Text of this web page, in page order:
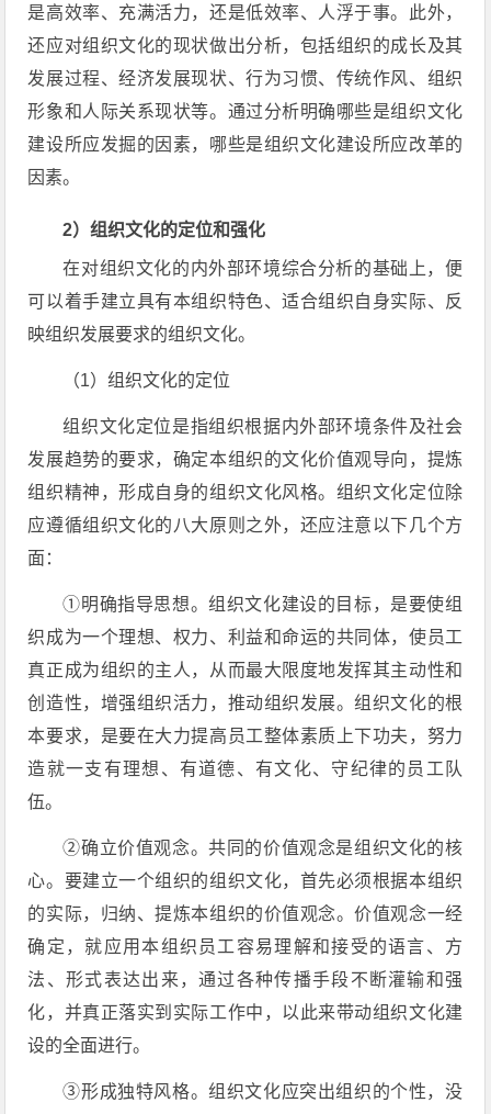
是高效率、充满活力，还是低效率、人浮于事。此外，
还应对组织文化的现状做出分析，包括组织的成长及其
发展过程、经济发展现状、行为习惯、传统作风、组织
形象和人际关系现状等。通过分析明确哪些是组织文化
建设所应发掘的因素，哪些是组织文化建设所应改革的
因素。
2）组织文化的定位和强化
在对组织文化的内外部环境综合分析的基础上，便
可以着手建立具有本组织特色、适合组织自身实际、反
映组织发展要求的组织文化。
（1）组织文化的定位
组织文化定位是指组织根据内外部环境条件及社会
发展趋势的要求，确定本组织的文化价值观导向，提炼
组织精神，形成自身的组织文化风格。组织文化定位除
应遵循组织文化的八大原则之外，还应注意以下几个方
面：
①明确指导思想。组织文化建设的目标，是要使组
织成为一个理想、权力、利益和命运的共同体，使员工
真正成为组织的主人，从而最大限度地发挥其主动性和
创造性，增强组织活力，推动组织发展。组织文化的根
本要求，是要在大力提高员工整体素质上下功夫，努力
造就一支有理想、有道德、有文化、守纪律的员工队
伍。
②确立价值观念。共同的价值观念是组织文化的核
心。要建立一个组织的组织文化，首先必须根据本组织
的实际，归纳、提炼本组织的价值观念。价值观念一经
确定，就应用本组织员工容易理解和接受的语言、方
法、形式表达出来，通过各种传播手段不断灌输和强
化，并真正落实到实际工作中，以此来带动组织文化建
设的全面进行。
③形成独特风格。组织文化应突出组织的个性，没